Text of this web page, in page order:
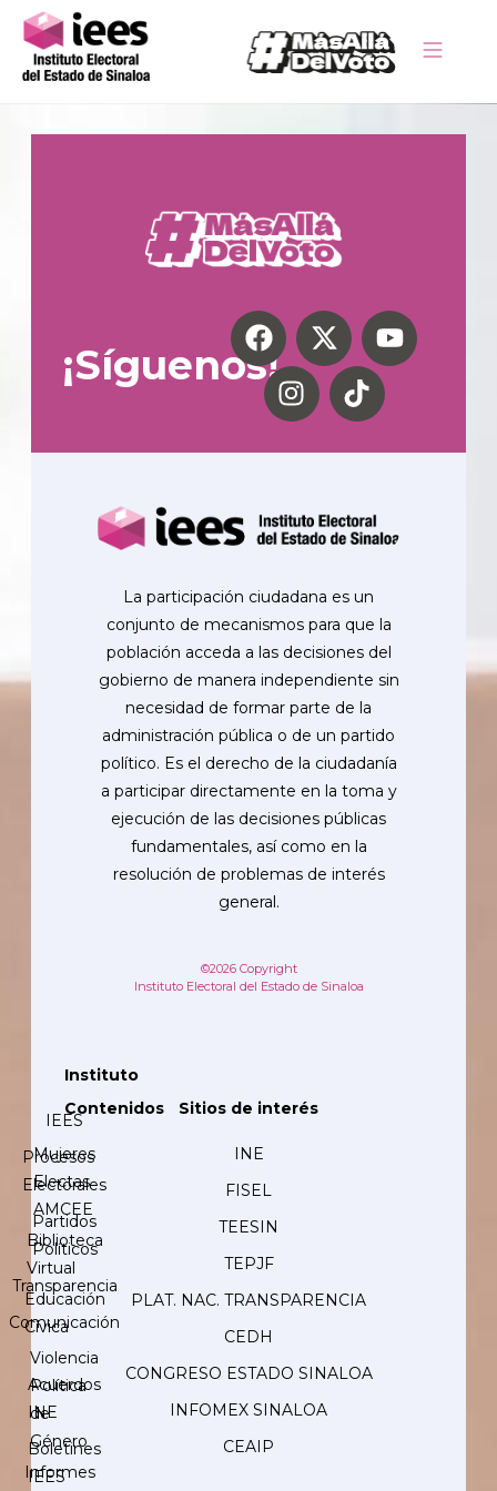
¡Síguenos!
La participación ciudadana es un
conjunto de mecanismos para que la
población acceda a las decisiones del
gobierno de manera independiente sin
necesidad de formar parte de la
administración pública o de un partido
político. Es el derecho de la ciudadanía
a participar directamente en la toma y
ejecución de las decisiones públicas
fundamentales, así como en la
resolución de problemas de interés
general.
©2026 Copyright
Instituto Electoral del Estado de Sinaloa
Instituto
IEES
Procesos
Electorales
Partidos
Políticos
Transparencia
Comunicación
Acuerdos
INE
Boletines
IEES
Contenidos
Mujeres
Electas
AMCEE
Biblioteca
Virtual
Educación
Cívica
Violencia
Política
de
Género
Informes
Sitios de interés
INE
FISEL
TEESIN
TEPJF
PLAT. NAC. TRANSPARENCIA
CEDH
CONGRESO ESTADO SINALOA
INFOMEX SINALOA
CEAIP